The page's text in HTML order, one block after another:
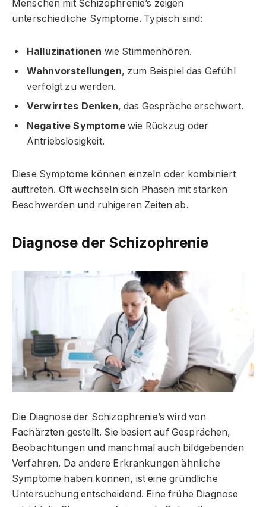
Menschen mit Schizophrenie’s zeigen
unterschiedliche Symptome. Typisch sind:
Halluzinationen wie Stimmenhören.
Wahnvorstellungen, zum Beispiel das Gefühl
verfolgt zu werden.
Verwirrtes Denken, das Gespräche erschwert.
Negative Symptomewie Rückzug oder
Antriebslosigkeit.
Diese Symptome können einzeln oder kombiniert
auftreten. Oft wechseln sich Phasen mit starken
Beschwerden und ruhigeren Zeiten ab.
Diagnose der Schizophrenie
Die Diagnose der Schizophrenie’s wird von
Fachärzten gestellt. Sie basiert auf Gesprächen,
Beobachtungen und manchmal auch bildgebenden
Verfahren. Da andere Erkrankungen ähnliche
Symptome haben können, ist eine gründliche
Untersuchung entscheidend. Eine frühe Diagnose